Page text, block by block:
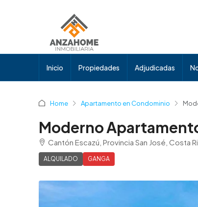
Inicio Propiedades Adjudicadas
Home Apartamento en Condominio
Moderno
Cantón Escazú, Provincia San José, Costa
ALQUILADO GANGA